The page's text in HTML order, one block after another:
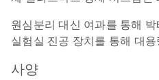
원심분리 대신 여과를 통해
실험실 진공 장치를 통해 대
사양